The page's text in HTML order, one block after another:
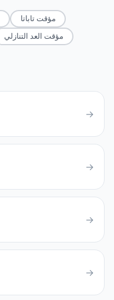
مؤقت تاباتا
مؤقت العد التنازلي
→
→
→
→